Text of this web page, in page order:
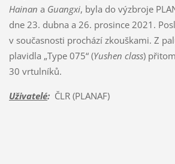
Hainan a Guangxi, byla do výzbroje
dne 23. dubna a 26. prosince 2021.
v současnosti prochází zkouškami. Z
plavidla „Type 075“ (Yushen class)
30 vrtulníků.
Uživatelé:ČLR (PLANAF)